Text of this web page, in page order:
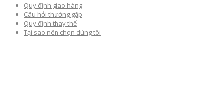
Quy định giao hàng
Câu hỏi thường gặp
Quy định thay thế
Tại sao nên chọn dúng tôi